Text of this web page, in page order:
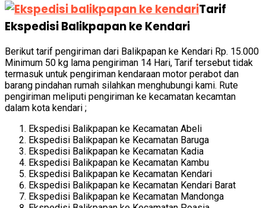
Tarif
Ekspedisi Balikpapan ke Kendari
Berikut tarif pengiriman dari Balikpapan ke Kendari Rp. 15.000
Minimum 50 kg lama pengiriman 14 Hari, Tarif tersebut tidak
termasuk untuk pengiriman kendaraan motor perabot dan
barang pindahan rumah silahkan menghubungi kami. Rute
pengiriman meliputi pengiriman ke kecamatan kecamtan
dalam kota kendari ;
Ekspedisi Balikpapan ke Kecamatan Abeli
Ekspedisi Balikpapan ke Kecamatan Baruga
Ekspedisi Balikpapan ke Kecamatan Kadia
Ekspedisi Balikpapan ke Kecamatan Kambu
Ekspedisi Balikpapan ke Kecamatan Kendari
Ekspedisi Balikpapan ke Kecamatan Kendari Barat
Ekspedisi Balikpapan ke Kecamatan Mandonga